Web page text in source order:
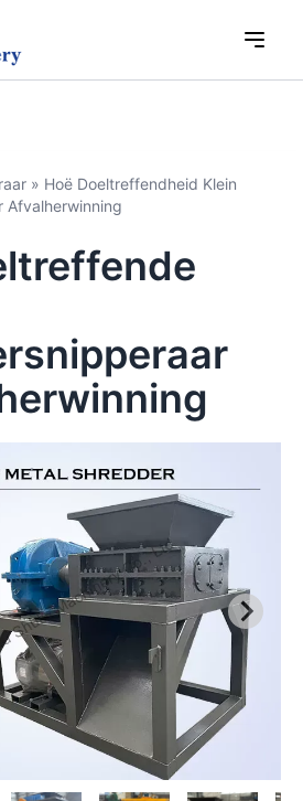
» Hoë Doeltreffendheid Klein
Afvalherwinning